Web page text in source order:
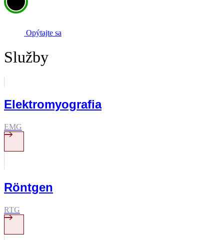
Opýtajte sa
Služby
Elektromyografia
EMG
Röntgen
RTG